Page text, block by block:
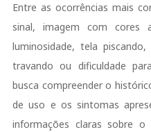
Entre as ocorrências mais
sinal, imagem com cores
luminosidade, tela
travando ou dificuldade
busca compreender o
de uso e os sintomas
informações claras sobre